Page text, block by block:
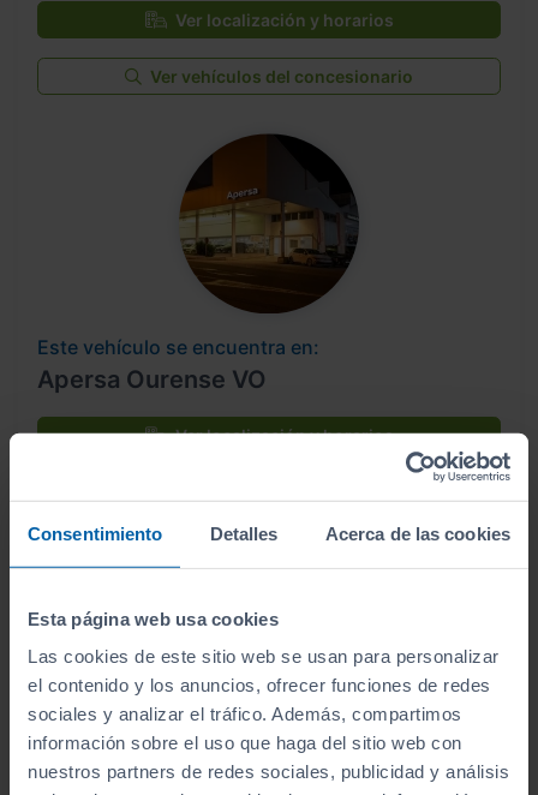
Consentimiento Detalles Acerca de las cookies
Esta página web usa cookies
Las cookies de este sitio web se usan para personalizar
el contenido y los anuncios, ofrecer funciones de redes
sociales y analizar el tráfico. Además, compartimos
información sobre el uso que haga del sitio web con
nuestros partners de redes sociales, publicidad y análisis
Ver localización y horarios
Ver vehículos del concesionario
Este vehículo se encuentra en:
Apersa Ourense VO
Ver localización y horarios
Este vehículo se encuentra en: